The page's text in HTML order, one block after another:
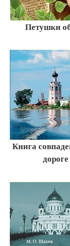
Петушки
Книга